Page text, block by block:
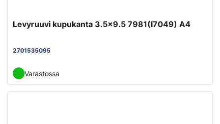
Levyruuvi kupukanta 3.5x9.5 7981(I7049) A4
2701535095
Varastossa